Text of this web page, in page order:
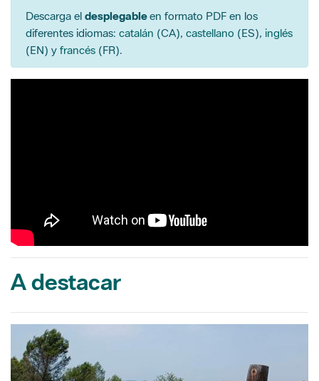
Descarga el desplegableen formato PDF en los
diferentes idiomas: catalán (CA), castellano (ES), inglés
(EN) y francés (FR).
A destacar